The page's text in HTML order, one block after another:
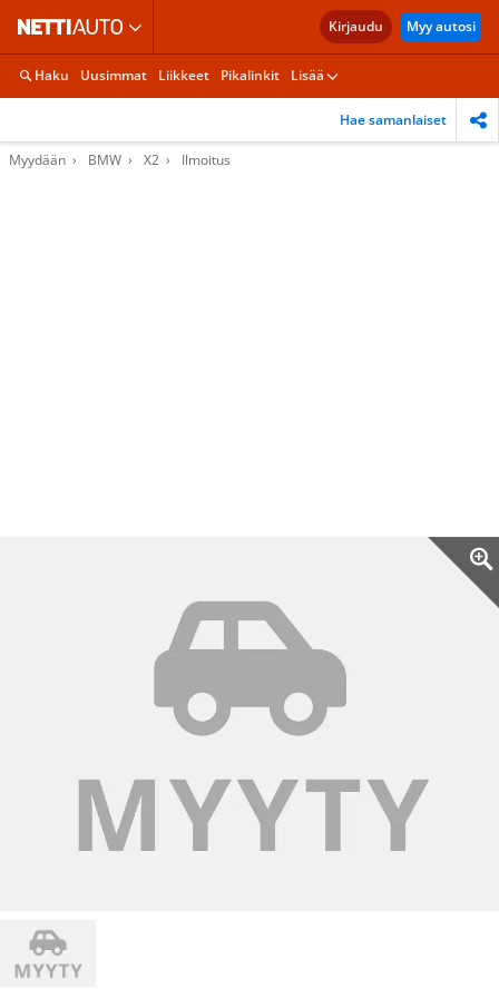
Kirjaudu Myy autosi
Haku Uusimmat Liikkeet Pikalinkit Lisää
Hae samanlaiset
Myydään BMW X2 Ilmoitus